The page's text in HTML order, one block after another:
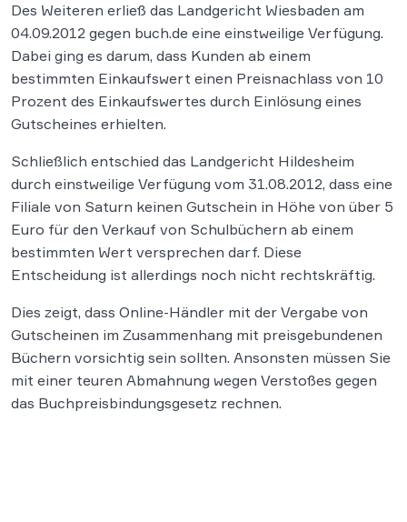
Des Weiteren erließ das Landgericht Wiesbaden am
04.09.2012 gegen buch.de eine einstweilige Verfügung.
Dabei ging es darum, dass Kunden ab einem
bestimmten Einkaufswert einen Preisnachlass von 10
Prozent des Einkaufswertes durch Einlösung eines
Gutscheines erhielten.
Schließlich entschied das Landgericht Hildesheim
durch einstweilige Verfügung vom 31.08.2012, dass eine
Filiale von Saturn keinen Gutschein in Höhe von über 5
Euro für den Verkauf von Schulbüchern ab einem
bestimmten Wert versprechen darf. Diese
Entscheidung ist allerdings noch nicht rechtskräftig.
Dies zeigt, dass Online-Händler mit der Vergabe von
Gutscheinen im Zusammenhang mit preisgebundenen
Büchern vorsichtig sein sollten. Ansonsten müssen Sie
mit einer teuren Abmahnung wegen Verstoßes gegen
das Buchpreisbindungsgesetz rechnen.